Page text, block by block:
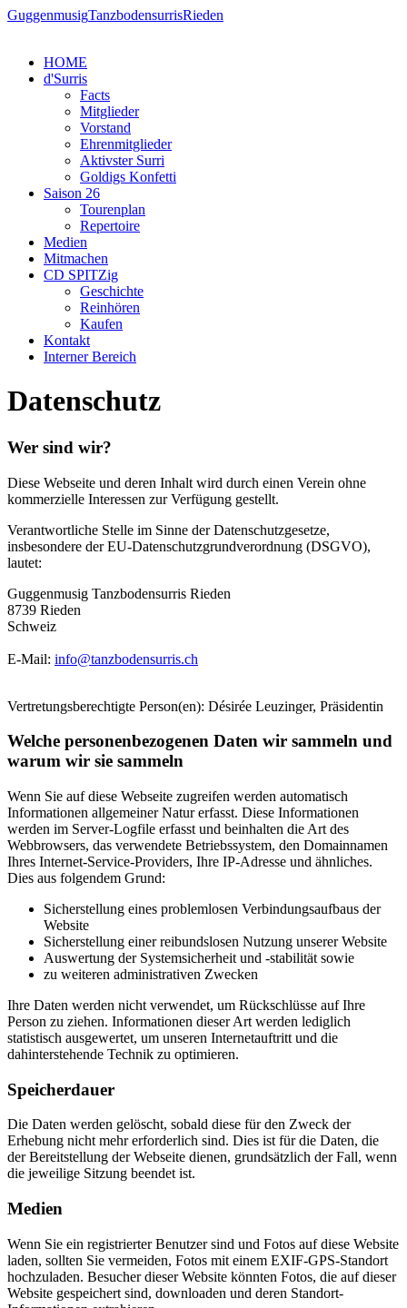
GuggenmusigTanzbodensurrisRieden
HOME
d'Surris
Facts
Mitglieder
Vorstand
Ehrenmitglieder
Aktivster Surri
Goldigs Konfetti
Saison 26
Tourenplan
Repertoire
Medien
Mitmachen
CD SPITZig
Geschichte
Reinhören
Kaufen
Kontakt
Interner Bereich
Datenschutz
Wer sind wir?
Diese Webseite und deren Inhalt wird durch einen Verein ohne
kommerzielle Interessen zur Verfügung gestellt.
Verantwortliche Stelle im Sinne der Datenschutzgesetze,
insbesondere der EU-Datenschutzgrundverordnung (DSGVO),
lautet:
Guggenmusig Tanzbodensurris Rieden
8739 Rieden
Schweiz
E-Mail: info@tanzbodensurris.ch
Vertretungsberechtigte Person(en): Désirée Leuzinger, Präsidentin
Welche personenbezogenen Daten wir sammeln und
warum wir sie sammeln
Wenn Sie auf diese Webseite zugreifen werden automatisch
Informationen allgemeiner Natur erfasst. Diese Informationen
werden im Server-Logfile erfasst und beinhalten die Art des
Webbrowsers, das verwendete Betriebssystem, den Domainnamen
Ihres Internet-Service-Providers, Ihre IP-Adresse und ähnliches.
Dies aus folgendem Grund:
Sicherstellung eines problemlosen Verbindungsaufbaus der
Website
Sicherstellung einer reibundslosen Nutzung unserer Website
Auswertung der Systemsicherheit und -stabilität sowie
zu weiteren administrativen Zwecken
Ihre Daten werden nicht verwendet, um Rückschlüsse auf Ihre
Person zu ziehen. Informationen dieser Art werden lediglich
statistisch ausgewertet, um unseren Internetauftritt und die
dahinterstehende Technik zu optimieren.
Speicherdauer
Die Daten werden gelöscht, sobald diese für den Zweck der
Erhebung nicht mehr erforderlich sind. Dies ist für die Daten, die
der Bereitstellung der Webseite dienen, grundsätzlich der Fall, wenn
die jeweilige Sitzung beendet ist.
Medien
Wenn Sie ein registrierter Benutzer sind und Fotos auf diese Website
laden, sollten Sie vermeiden, Fotos mit einem EXIF-GPS-Standort
hochzuladen. Besucher dieser Website könnten Fotos, die auf dieser
Website gespeichert sind, downloaden und deren Standort-